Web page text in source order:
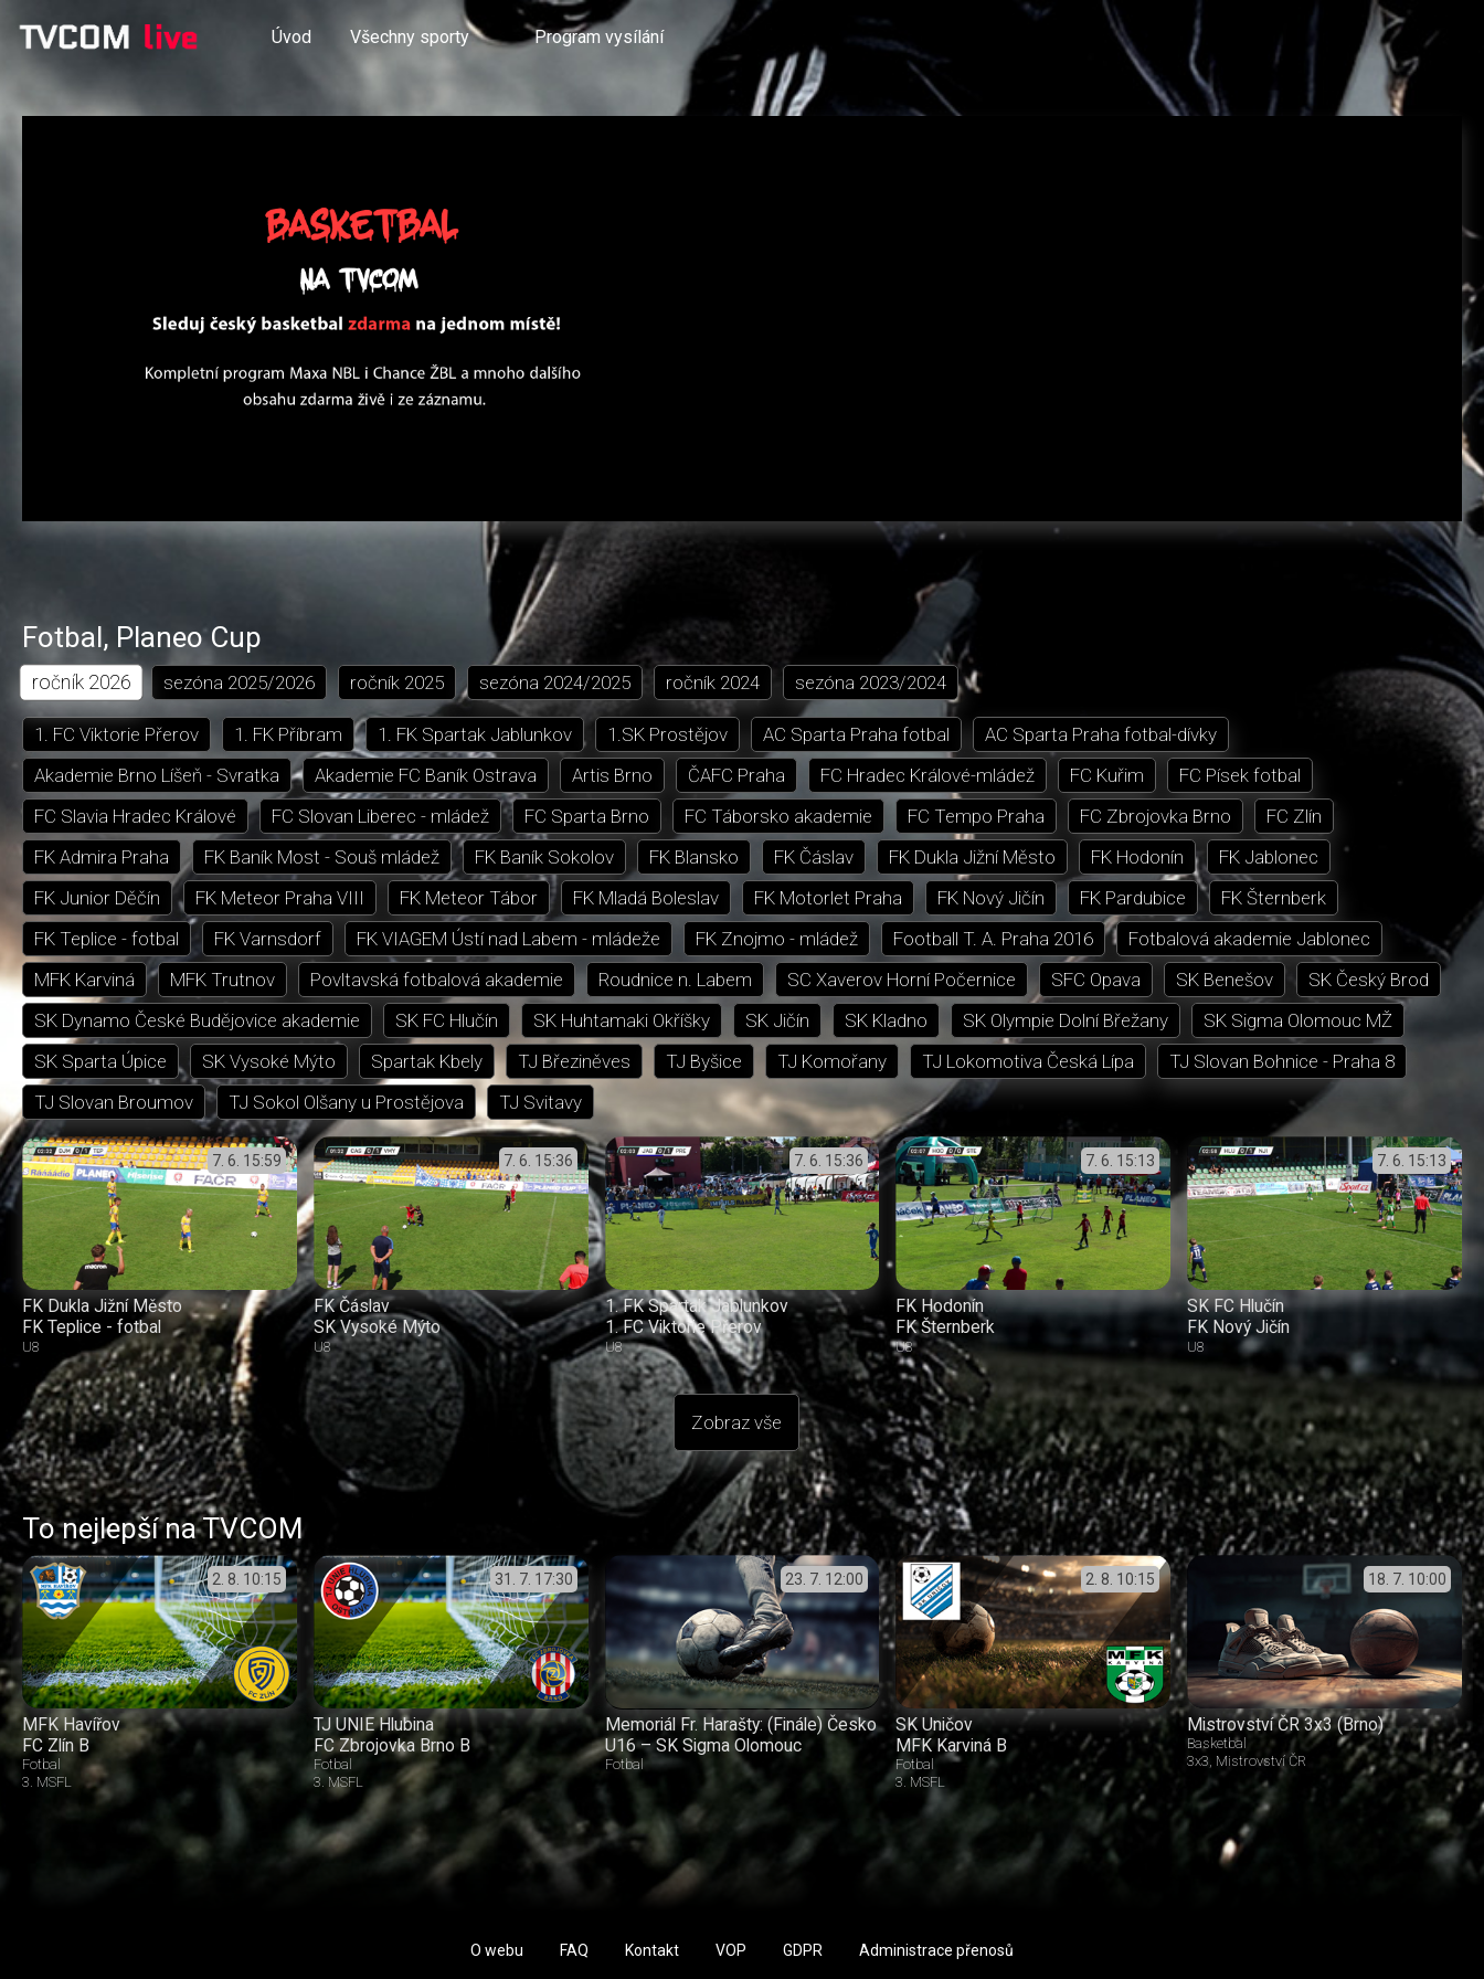
Úvod Všechny sporty Program vysílání
Fotbal, Planeo Cup
ročník 2026 sezóna 2025/2026 ročník 2025 sezóna 2024/2025 ročník 2024 sezóna 2023/2024
1. FC Viktorie Přerov 1. FK Příbram 1. FK Spartak Jablunkov 1.SK Prostějov AC Sparta Praha fotbal
AC Sparta Praha fotbal-dívky
Akademie Brno Líšeň - Svratka
Akademie FC Baník Ostrava Artis Brno ČAFC Praha FC Hradec Králové-mládež FC Kuřim
FC Písek fotbal
FC Slavia Hradec Králové
FC Slovan Liberec - mládež FC Sparta Brno FC Táborsko akademie FC Tempo Praha FC Zbrojovka Brno
FC Zlín
FK Admira Praha
FK Baník Most - Souš mládež FK Baník Sokolov FK Blansko FK Čáslav FK Dukla Jižní Město FK Hodonín
FK Jablonec
FK Junior Děčín
FK Meteor Praha VIII FK Meteor Tábor FK Mladá Boleslav FK Motorlet Praha FK Nový Jičín FK Pardubice
FK Šternberk
FK Teplice - fotbal
FK Varnsdorf FK VIAGEM Ústí nad Labem - mládeže FK Znojmo - mládež Football T. A. Praha 2016
Fotbalová akademie Jablonec
MFK Karviná
MFK Trutnov Povltavská fotbalová akademie Roudnice n. Labem SC Xaverov Horní Počernice SFC Opava SK Benešov
SK Český Brod
SK Dynamo České Budějovice akademie
SK FC Hlučín SK Huhtamaki Okříšky SK Jičín SK Kladno SK Olympie Dolní Břežany
SK Sigma Olomouc MŽ
SK Sparta Úpice
SK Vysoké Mýto Spartak Kbely TJ Březiněves TJ Byšice TJ Komořany TJ Lokomotiva Česká Lípa
TJ Slovan Bohnice - Praha 8
TJ Slovan Broumov
TJ Sokol Olšany u Prostějova TJ Svitavy
7. 6. 15:59
FK Dukla Jižní Město
FK Teplice - fotbal
U8
7. 6. 15:36
FK Čáslav
SK Vysoké Mýto
U8
7. 6. 15:36
1. FK Spartak Jablunkov
1. FC Viktorie Přerov
U8
7. 6. 15:13
FK Hodonín
FK Šternberk
U8
7. 6. 15:13
SK FC Hlučín
FK Nový Jičín
U8
Zobraz vše
To nejlepší na TVCOM
2. 8. 10:15
MFK Havířov
FC Zlín B
Fotbal
3. MSFL
31. 7. 17:30
TJ UNIE Hlubina
FC Zbrojovka Brno B
Fotbal
3. MSFL
23. 7. 12:00
Memoriál Fr. Harašty: (Finále) Česko
U16 – SK Sigma Olomouc
Fotbal
2. 8. 10:15
SK Uničov
MFK Karviná B
Fotbal
3. MSFL
18. 7. 10:00
Mistrovství ČR 3x3 (Brno)
Basketbal
3x3 Mistrovství ČR
O webu FAQ Kontakt VOP GDPR Administrace přenosů